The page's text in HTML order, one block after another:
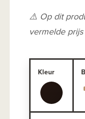
⚠️ Op dit
vermelde
Kleur